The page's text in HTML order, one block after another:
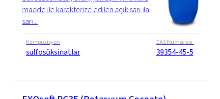
madde ile karakterize edilen açık sarı ila
sarı...
Kompozisyon
sulfosüksinatlar
CAS Numarası.
39354-45-5